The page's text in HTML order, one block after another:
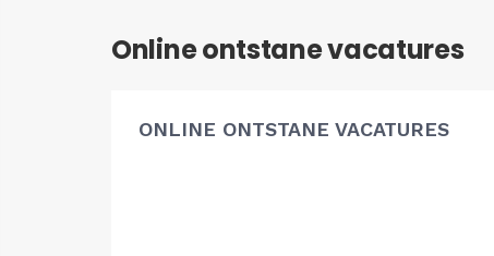
Online ontstane vacatures
ONLINE ONTSTANE VACATURES